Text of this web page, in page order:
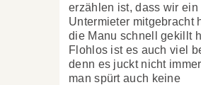
erzählen ist, dass wir ein
Untermieter mitgebracht
die Manu schnell gekillt
Flohlos ist es auch viel
denn es juckt nicht
man spürt auch keine